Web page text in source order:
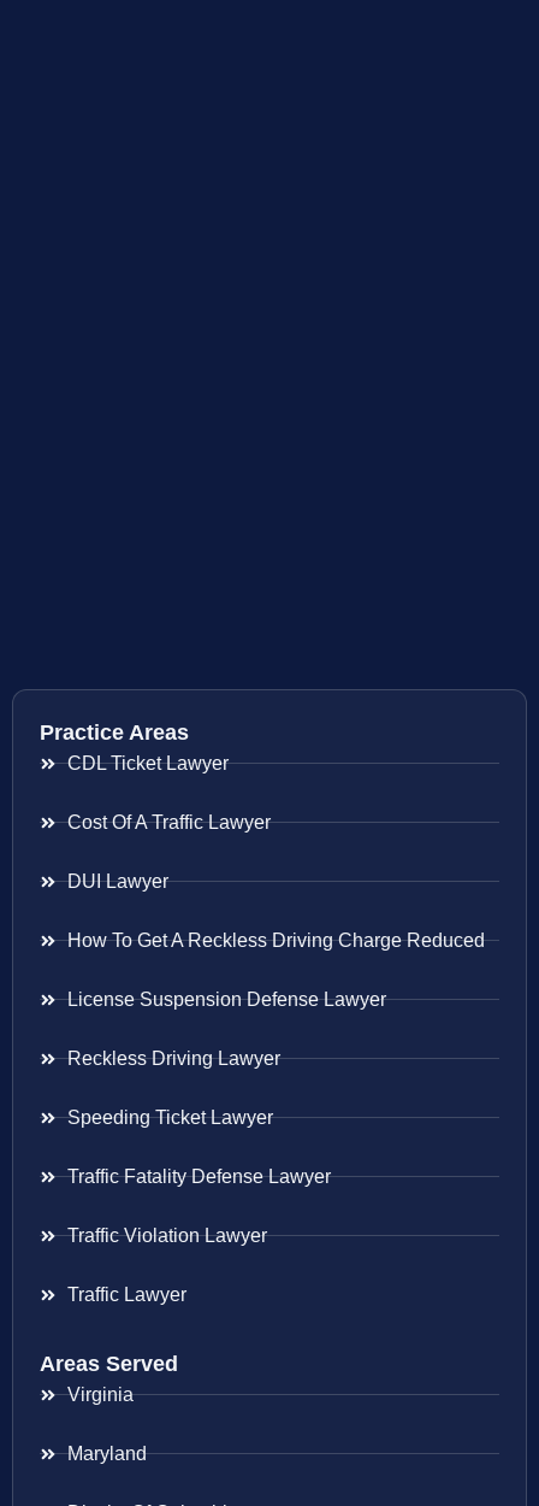
Practice Areas
CDL Ticket Lawyer
Cost Of A Traffic Lawyer
DUI Lawyer
How To Get A Reckless Driving Charge Reduced
License Suspension Defense Lawyer
Reckless Driving Lawyer
Speeding Ticket Lawyer
Traffic Fatality Defense Lawyer
Traffic Violation Lawyer
Traffic Lawyer
Areas Served
Virginia
Maryland